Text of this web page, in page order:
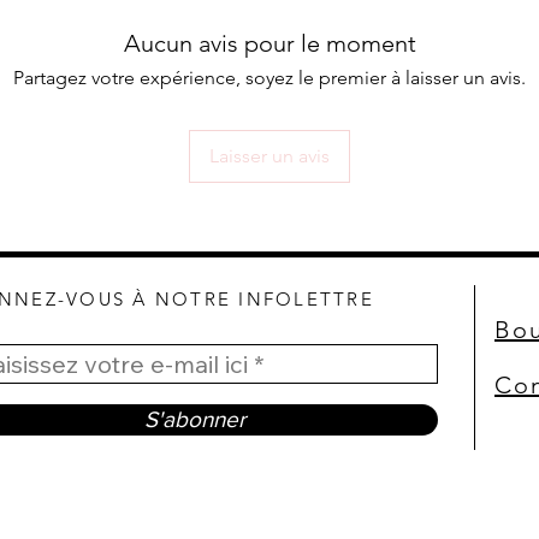
Aucun avis pour le moment
Partagez votre expérience, soyez le premier à laisser un avis.
Laisser un avis
VOUS À NOTRE INFOLETTRE
S'abonner